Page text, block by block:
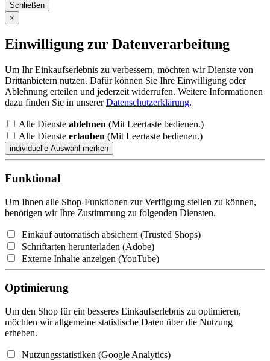
Schließen
×
Einwilligung zur Datenverarbeitung
Um Ihr Einkaufserlebnis zu verbessern, möchten wir Dienste von
Drittanbietern nutzen. Dafür können Sie Ihre Einwilligung oder
Ablehnung erteilen und jederzeit widerrufen. Weitere Informationen
dazu finden Sie in unsererDatenschutzerklärung.
Alle Dienste ablehnen (Mit Leertaste bedienen.)
Alle Dienste erlauben (Mit Leertaste bedienen.)
Funktional
Um Ihnen alle Shop-Funktionen zur Verfügung stellen zu können,
benötigen wir Ihre Zustimmung zu folgenden Diensten.
Einkauf automatisch absichern (Trusted Shops)
Schriftarten herunterladen (Adobe)
Externe Inhalte anzeigen (YouTube)
Optimierung
Um den Shop für ein besseres Einkaufserlebnis zu optimieren,
möchten wir allgemeine statistische Daten über die Nutzung
erheben.
Nutzungsstatistiken (Google Analytics)